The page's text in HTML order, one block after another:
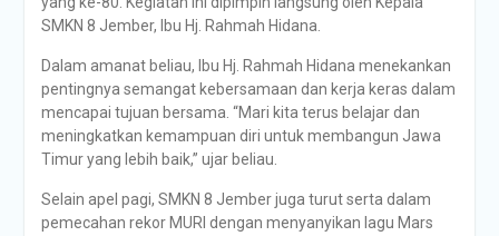
SMKN 8 Jember, Ibu Hj. Rahmah Hidana.
Dalam amanat beliau, Ibu Hj. Rahmah Hidana menekankan
pentingnya semangat kebersamaan dan kerja keras dalam
mencapai tujuan bersama. “Mari kita terus belajar dan
meningkatkan kemampuan diri untuk membangun Jawa
Timur yang lebih baik,” ujar beliau.
Selain apel pagi, SMKN 8 Jember juga turut serta dalam
pemecahan rekor MURI dengan menyanyikan lagu Mars